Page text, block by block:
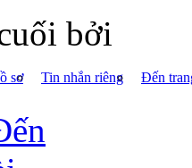
bởi
sơ
Tin nhắn riêng Đến